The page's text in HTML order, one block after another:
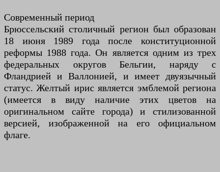
Современный период
Брюссельский столичный регион был образован
18 июня 1989 года после конституционной
реформы 1988 года. Он является одним из трех
федеральных округов Бельгии, наряду с
Фландрией и Валлонией, и имеет двуязычный
статус. Желтый ирис является эмблемой региона
(имеется в виду наличие этих цветов на
оригинальном сайте города) и стилизованной
версией, изображенной на его официальном
флаге.